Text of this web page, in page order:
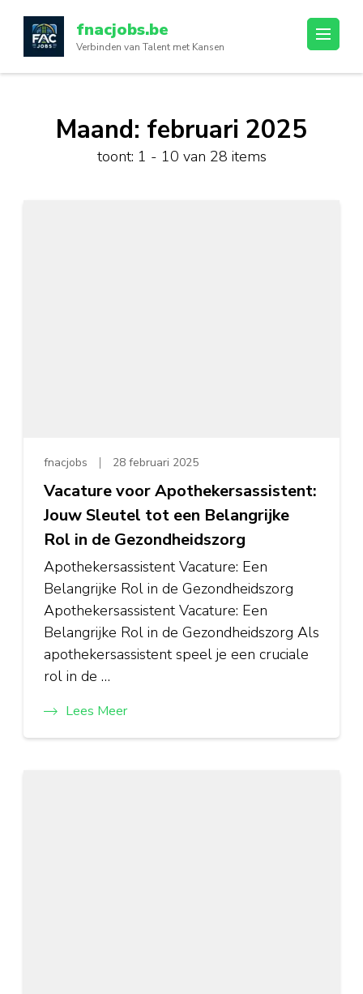
inhoud
(druk
fnacjobs.be
Verbinden van Talent met Kansen
Maand: februari 2025
toont: 1 - 10 van 28 items
fnacjobs 28 februari 2025
Vacature voor Apothekersassistent:
Jouw Sleutel tot een Belangrijke
Rol in de Gezondheidszorg
Apothekersassistent Vacature: Een
Belangrijke Rol in de Gezondheidszorg
Apothekersassistent Vacature: Een
Belangrijke Rol in de Gezondheidszorg Als
apothekersassistent speel je een cruciale
rol in de …
Lees Meer